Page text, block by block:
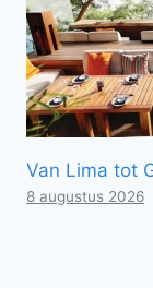
Van Lima tot
8 augustus 2026